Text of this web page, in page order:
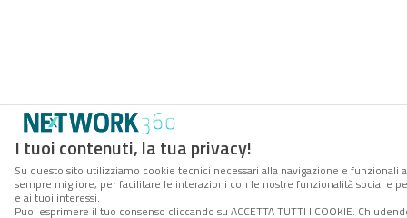
I tuoi contenuti, la tua privacy!
Su questo sito utilizziamo cookie tecnici necessari alla navigazione e
sempre migliore, per facilitare le interazioni con le nostre funzionalità social e
e ai tuoi interessi.
Puoi esprimere il tuo consenso cliccando su ACCETTA TUTTI I COOKIE.